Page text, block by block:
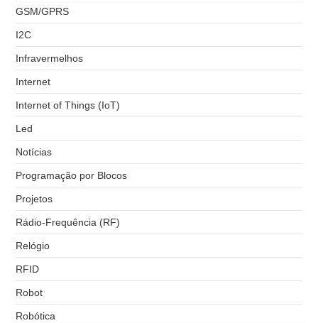
GSM/GPRS
I2C
Infravermelhos
Internet
Internet of Things (IoT)
Led
Notícias
Programação por Blocos
Projetos
Rádio-Frequência (RF)
Relógio
RFID
Robot
Robótica